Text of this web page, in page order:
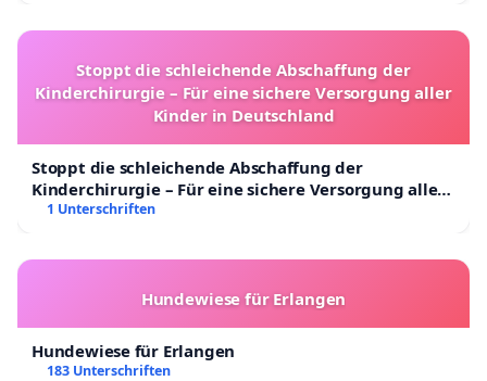
Stoppt die schleichende Abschaffung der
Kinderchirurgie – Für eine sichere Versorgung aller
Kinder in Deutschland
Stoppt die schleichende Abschaffung der
Kinderchirurgie – Für eine sichere Versorgung aller
Kinder in Deutschland
1 Unterschriften
Hundewiese für Erlangen
Hundewiese für Erlangen
183 Unterschriften